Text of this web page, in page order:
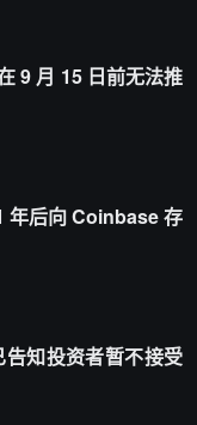
9 月 15 日前无法推
年后向 Coinbase 存
知投资者暂不接受